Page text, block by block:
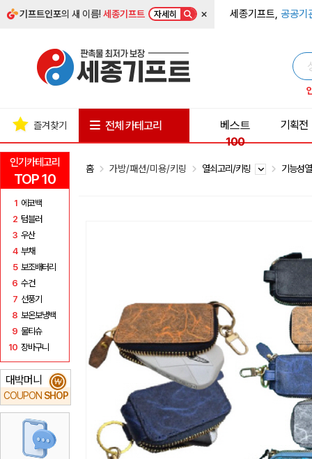
기프트인포의 새 이름!세종기프트 자세히 × 세종기프트, 공공기
인기카테고리
TOP 10
1 에코백
2 텀블러
3 우산
4 부채
5 보조배터리
6 수건
7 선풍기
8 보온보냉백
9 물티슈
10 장바구니
대박머니
COUPON SHOP
₩
즐겨찾기 전체 카테고리
베스트
100
기획전
홈 가방/패션/미용/키링 열쇠고리/키링 기능성